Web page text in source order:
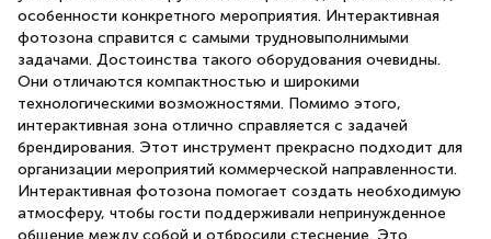
особенности конкретного мероприятия. Интерактивная
фотозона справится с самыми трудновыполнимыми
задачами. Достоинства такого оборудования очевидны.
Они отличаются компактностью и широкими
технологическими возможностями. Помимо этого,
интерактивная зона отлично справляется с задачей
брендирования. Этот инструмент прекрасно подходит для
организации мероприятий коммерческой направленности.
Интерактивная фотозона помогает создать необходимую
атмосферу, чтобы гости поддерживали непринужденное